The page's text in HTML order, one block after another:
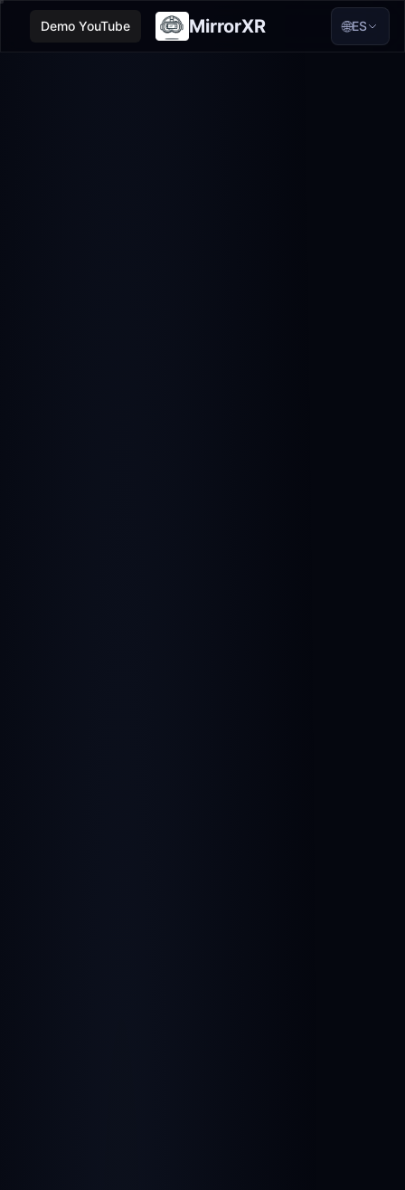
Demo YouTube MirrorXR 🌐ES